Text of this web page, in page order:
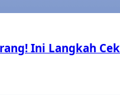
Ini Langkah Cek